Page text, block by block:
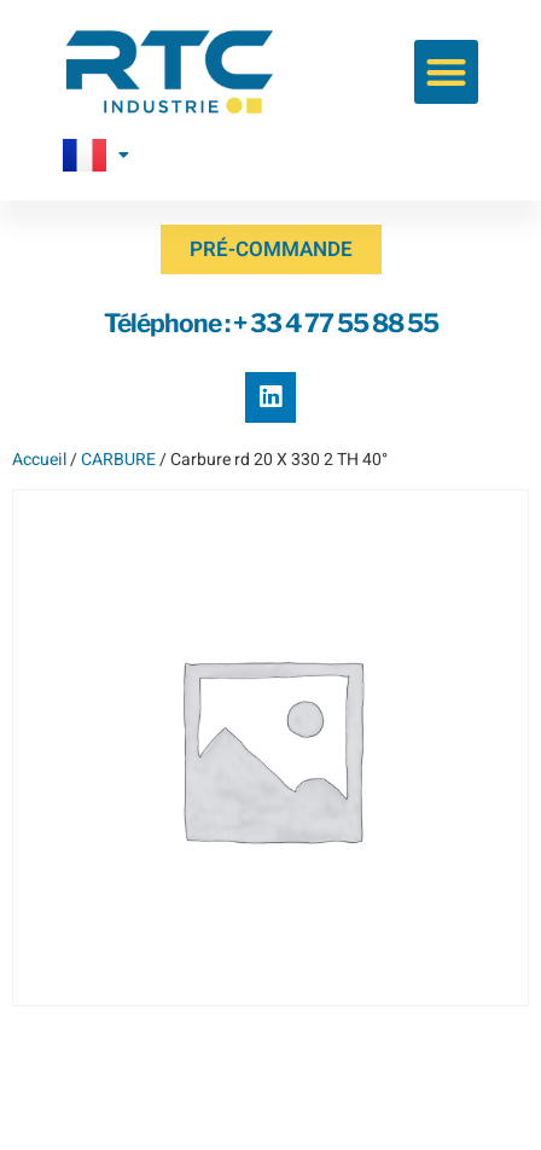
PRÉ-COMMANDE
Téléphone : + 33 4 77 55 88 55
Accueil/CARBURE/ Carbure rd 20 X 330 2 TH 40°